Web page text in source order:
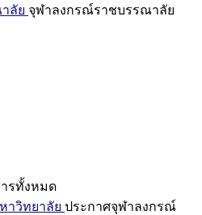
ลัย จุฬาลงกรณ์ราชบรรณาลัย
รทั้งหมด
าวิทยาลัย ประกาศจุฬาลงกรณ์